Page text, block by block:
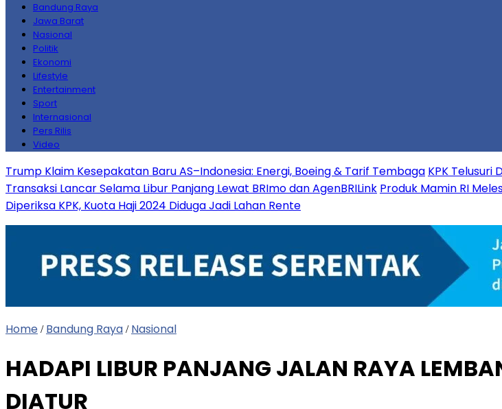
Bandung Raya
Jawa Barat
Nasional
Politik
Ekonomi
Lifestyle
Entertainment
Sport
Internasional
Pers Rilis
Video
Trump Klaim Kesepakatan Baru AS–Indonesia: Energi, Boeing & Tarif Tembaga KPK Telusuri
Transaksi Lancar Selama Libur Panjang Lewat BRImo dan AgenBRILink Produk Mamin RI
Diperiksa KPK, Kuota Haji 2024 Diduga Jadi Lahan Rente
Home / Bandung Raya / Nasional
HADAPI LIBUR PANJANG JALAN RAYA
DIATUR